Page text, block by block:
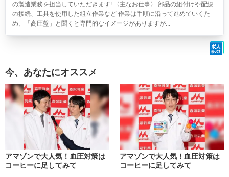
の製造業務を担当していただきます! 〈主なお仕事〉 部品の組付けや配線
の接続、工具を使用した組立作業など 作業は手順に沿って進めていくた
め、「高圧盤」と聞くと専門的なイメージがありますが...
今、あなたにオススメ
アマゾンで大人気！血圧対策は
コーヒーに足してみて
アマゾンで大人気！血圧対策は
コーヒーに足してみて